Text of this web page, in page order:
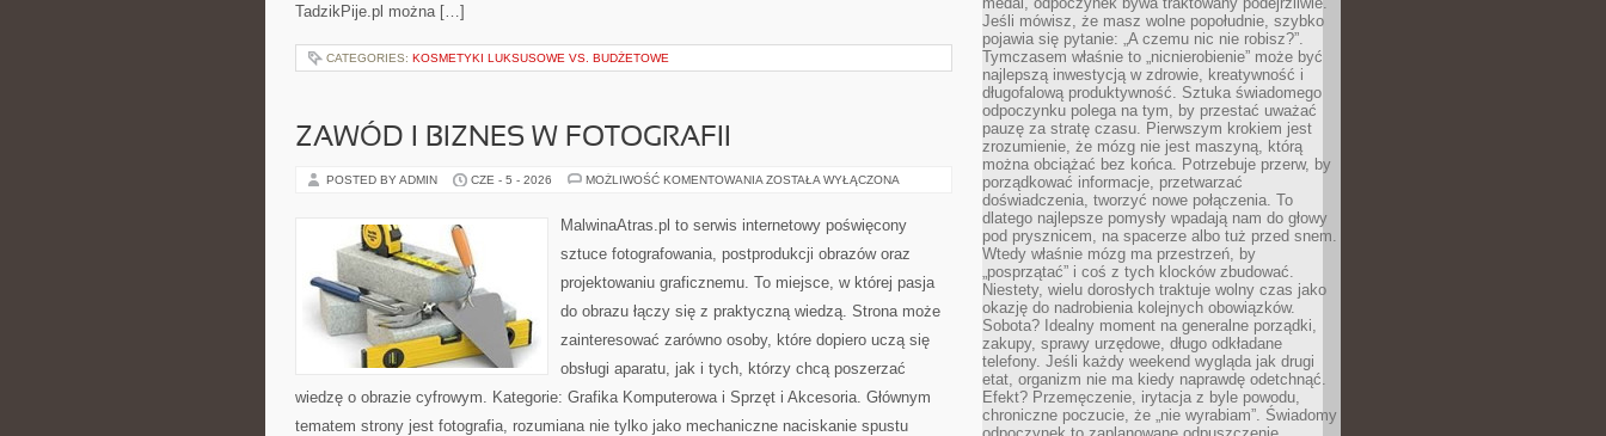
TadzikPije.pl można […]
CATEGORIES: KOSMETYKI LUKSUSOWE VS. BUDŻETOWE
ZAWÓD I BIZNES W FOTOGRAFII
POSTED BY ADMIN CZE - 5 - 2026 MOŻLIWOŚĆ KOMENTOWANIA ZAWÓD
FOTOGRAFII
ZOSTAŁA WYŁĄCZONA
MalwinaAtras.pl to serwis internetowy poświęcony
sztuce fotografowania, postprodukcji obrazów oraz
projektowaniu graficznemu. To miejsce, w której pasja
do obrazu łączy się z praktyczną wiedzą. Strona może
zainteresować zarówno osoby, które dopiero uczą się
obsługi aparatu, jak i tych, którzy chcą poszerzać
wiedzę o obrazie cyfrowym. Kategorie: Grafika Komputerowa i Sprzęt i Akcesoria. Głównym
tematem strony jest fotografia, rozumiana nie tylko jako mechaniczne naciskanie spustu
Jeśli mówisz, że masz wolne popołudnie, szybko
pojawia się pytanie: „A czemu nic nie robisz?”.
Tymczasem właśnie to „nicnierobienie” może być
najlepszą inwestycją w zdrowie, kreatywność i
długofalową produktywność. Sztuka świadomego
odpoczynku polega na tym, by przestać uważać
pauzę za stratę czasu. Pierwszym krokiem jest
zrozumienie, że mózg nie jest maszyną, którą
można obciążać bez końca. Potrzebuje przerw, by
porządkować informacje, przetwarzać
doświadczenia, tworzyć nowe połączenia. To
dlatego najlepsze pomysły wpadają nam do głowy
pod prysznicem, na spacerze albo tuż przed snem.
Wtedy właśnie mózg ma przestrzeń, by
„posprzątać” i coś z tych klocków zbudować.
Niestety, wielu dorosłych traktuje wolny czas jako
okazję do nadrobienia kolejnych obowiązków.
Sobota? Idealny moment na generalne porządki,
zakupy, sprawy urzędowe, długo odkładane
telefony. Jeśli każdy weekend wygląda jak drugi
etat, organizm nie ma kiedy naprawdę odetchnąć.
Efekt? Przemęczenie, irytacja z byle powodu,
chroniczne poczucie, że „nie wyrabiam”. Świadomy